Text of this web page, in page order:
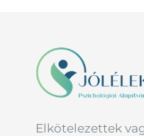
Elkötelezettek